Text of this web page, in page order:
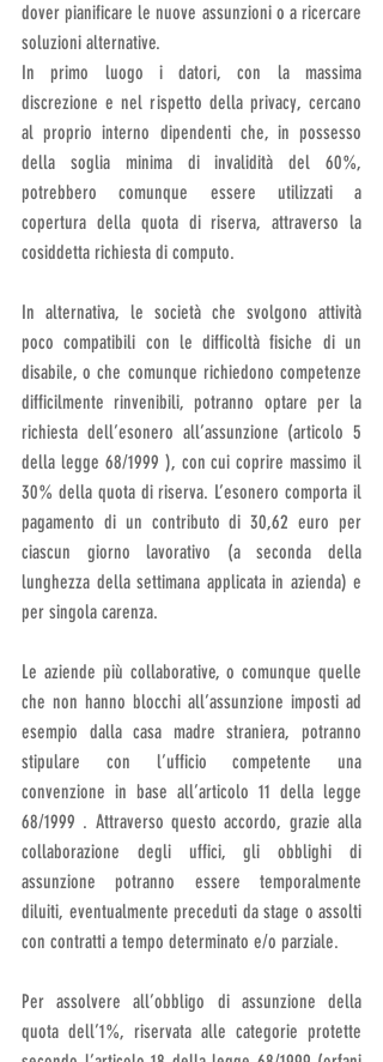
dover pianificare le nuove assunzioni o a ricercare
soluzioni alternative.
In primo luogo i datori, con la massima
discrezione e nel rispetto della privacy, cercano
al proprio interno dipendenti che, in possesso
della soglia minima di invalidità del 60%,
potrebbero comunque essere utilizzati a
copertura della quota di riserva, attraverso la
cosiddetta richiesta di computo.
In alternativa, le società che svolgono attività
poco compatibili con le difficoltà fisiche di un
disabile, o che comunque richiedono competenze
difficilmente rinvenibili, potranno optare per la
richiesta dell’esonero all’assunzione (articolo 5
della legge 68/1999 ), con cui coprire massimo il
30% della quota di riserva. L’esonero comporta il
pagamento di un contributo di 30,62 euro per
ciascun giorno lavorativo (a seconda della
lunghezza della settimana applicata in azienda) e
per singola carenza.
Le aziende più collaborative, o comunque quelle
che non hanno blocchi all’assunzione imposti ad
esempio dalla casa madre straniera, potranno
stipulare con l’ufficio competente una
convenzione in base all’articolo 11 della legge
68/1999 . Attraverso questo accordo, grazie alla
collaborazione degli uffici, gli obblighi di
assunzione potranno essere temporalmente
diluiti, eventualmente preceduti da stage o assolti
con contratti a tempo determinato e/o parziale.
Per assolvere all’obbligo di assunzione della
quota dell’1%, riservata alle categorie protette